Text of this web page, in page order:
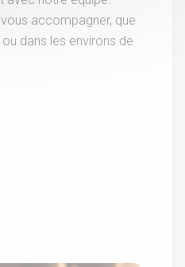
accompagner, que
dans les environs de